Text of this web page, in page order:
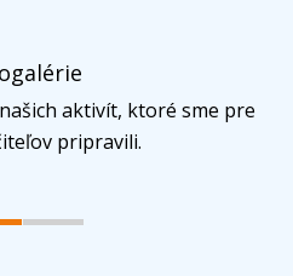
aktivít, ktoré sme pre
pripravili.